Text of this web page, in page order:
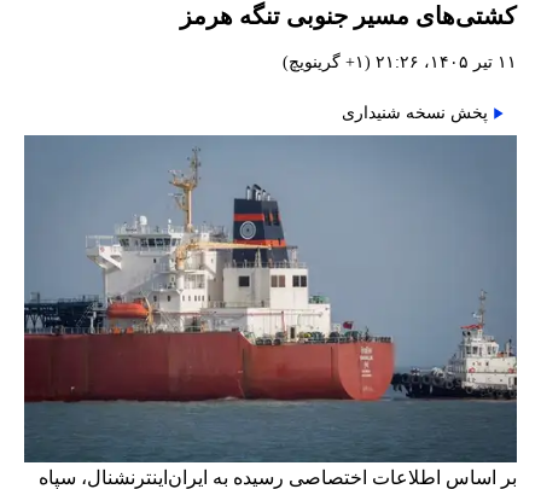
کشتی‌های مسیر جنوبی تنگه هرمز
۱۱ تیر ۱۴۰۵، ۲۱:۲۶ (‎+۱ گرینویچ)
پخش نسخه شنیداری
بر اساس اطلاعات اختصاصی رسیده به ایران‌اینترنشنال، سپاه